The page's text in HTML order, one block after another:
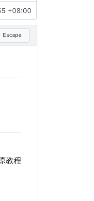
+08:00
Escape
教程